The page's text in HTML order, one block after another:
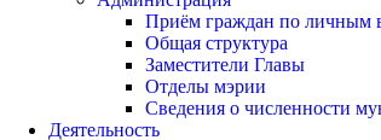
Приём граждан по личным
Общая структура
Заместители Главы
Отделы мэрии
Сведения о численности
Деятельность